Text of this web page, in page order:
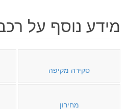
מידע נוסף על
סקירה מקיפה
מחירון